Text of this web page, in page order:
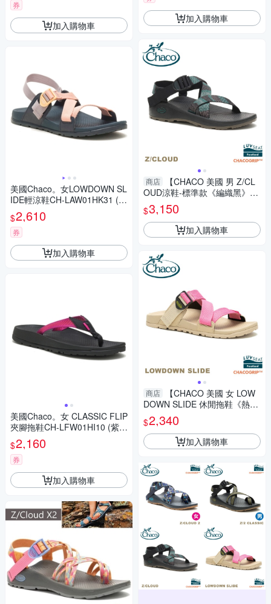
券
加入購物車
美國Chaco。女LOWDOWN SL
IDE輕涼鞋CH-LAW01HK31 (紫
色花瓣)
$2,610
券
加入購物車
美國Chaco。女 CLASSIC FLIP
夾腳拖鞋CH-LFW01HI10 (紫線
恆美)
$2,160
券
加入購物車
加入購物車
商店
【CHACO 美國 男 Z/CL
OUD涼鞋-標準款《編織黑》】
CH-ZLM01HH29/越野舒壓運動
涼鞋
$3,150
加入購物車
商店
【CHACO 美國 女 LOW
DOWN SLIDE 休閒拖鞋《熱帶
果汁》】CH-LSW01HK30/運動
拖鞋/休閒涼鞋
$2,340
加入購物車